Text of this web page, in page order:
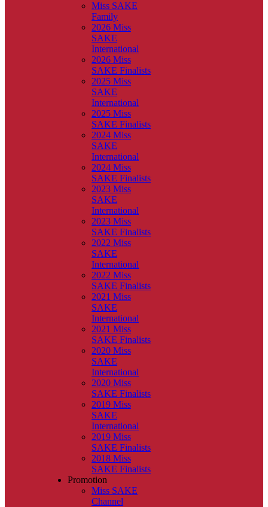
Miss SAKE
Family
2026 Miss
SAKE
International
2026 Miss
SAKE Finalists
2025 Miss
SAKE
International
2025 Miss
SAKE Finalists
2024 Miss
SAKE
International
2024 Miss
SAKE Finalists
2023 Miss
SAKE
International
2023 Miss
SAKE Finalists
2022 Miss
SAKE
International
2022 Miss
SAKE Finalists
2021 Miss
SAKE
International
2021 Miss
SAKE Finalists
2020 Miss
SAKE
International
2020 Miss
SAKE Finalists
2019 Miss
SAKE
International
2019 Miss
SAKE Finalists
2018 Miss
SAKE Finalists
Promotion
Miss SAKE
Channel